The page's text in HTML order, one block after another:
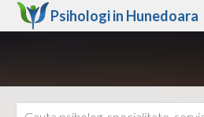
Psihologi in Hunedoara